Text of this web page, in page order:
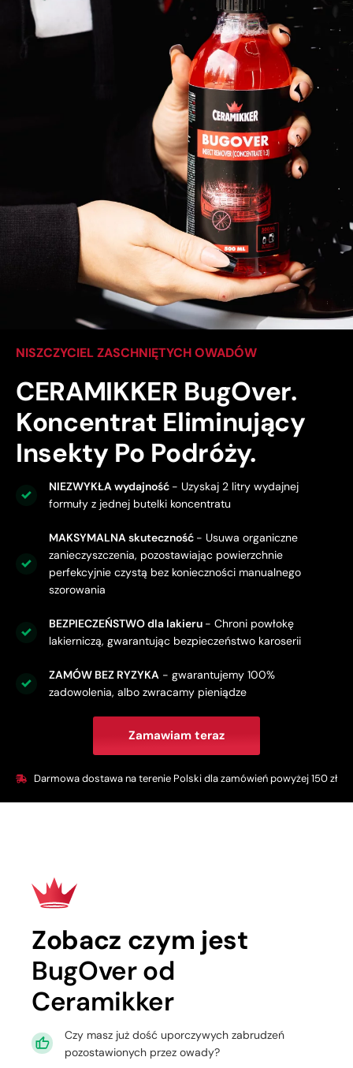
NISZCZYCIEL ZASCHNIĘTYCH OWADÓW
CERAMIKKER BugOver.
Koncentrat Eliminujący
Insekty Po Podróży.
NIEZWYKŁA wydajność - Uzyskaj 2 litry wydajnej
formuły z jednej butelki koncentratu
MAKSYMALNA skuteczność - Usuwa organiczne
zanieczyszczenia, pozostawiając powierzchnie
perfekcyjnie czystą bez konieczności manualnego
szorowania
BEZPIECZEŃSTWO dla lakieru - Chroni powłokę
lakierniczą, gwarantując bezpieczeństwo karoserii
ZAMÓW BEZ RYZYKA- gwarantujemy 100%
zadowolenia, albo zwracamy pieniądze
Zamawiam teraz
Darmowa dostawa na terenie Polski dla zamówień powyżej 150 zł​
Zobacz czym jest
BugOver od
Ceramikker
Czy masz już dość uporczywych zabrudzeń
pozostawionych przez owady?